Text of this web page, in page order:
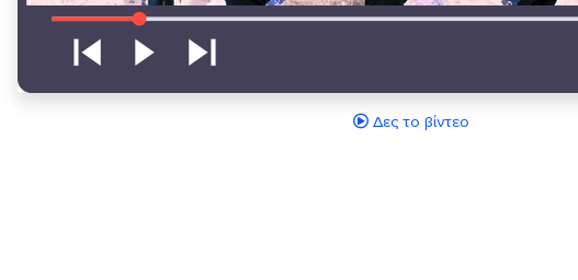
Δες το βίντεο